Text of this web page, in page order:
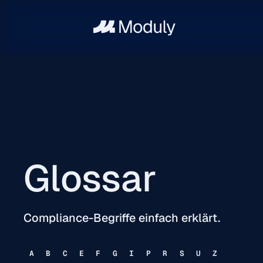
Glossar
Compliance-Begriffe einfach erklärt.
A B C E F G I P R S U Z